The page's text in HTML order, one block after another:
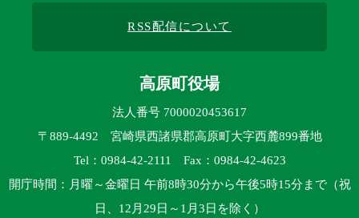
RSS配信について
高原町役場
法人番号 7000020453617
〒889-4492 宮崎県西諸県郡高原町大字西麓899番地
Tel：0984-42-2111 Fax：0984-42-4623
開庁時間：月曜～金曜日 午前8時30分から午後5時15分まで（祝
日、12月29日～1月3日を除く）